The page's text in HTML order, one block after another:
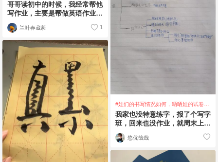
哥哥读初中的时候，我经常帮他
写作业，主要是帮做英语作业。
英语老师每天都有大量的抄写作
业: 抄单词并翻
兰叶春葳蕤 1
#娃们的书写情况如何，晒晒娃的试卷、
作业吧！
我家也没特意练字，报了个写字
班，回来也没作业，就周末上一
堂课，效果几乎没有，练的太少
了这学期上了不打
悠优哉哉